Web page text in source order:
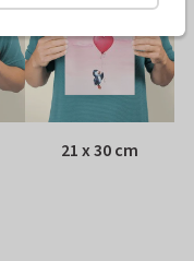
21 x 30 cm